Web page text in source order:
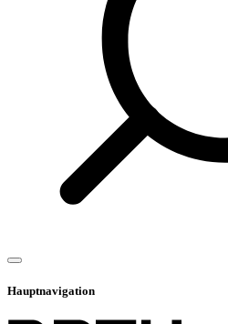
Hauptnavigation